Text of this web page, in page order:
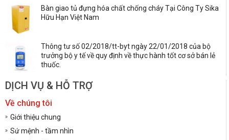
Bàn giao tủ đựng hóa chất chống cháy Tại Công Ty Sika
Hữu Hạn Việt Nam
Thông tư số 02/2018/tt-byt ngày 22/01/2018 của bộ
trưởng bộ y tế về quy định về thực hành tốt cơ sở bán lẻ
thuốc.
DỊCH VỤ & HỖ TRỢ
Về chúng tôi
Giới thiệu chung
Sứ mệnh - tầm nhìn